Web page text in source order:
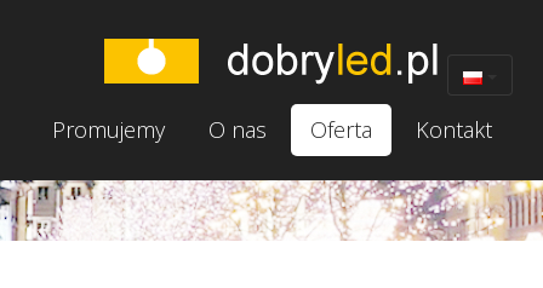
Promujemy O nas Oferta Kontakt